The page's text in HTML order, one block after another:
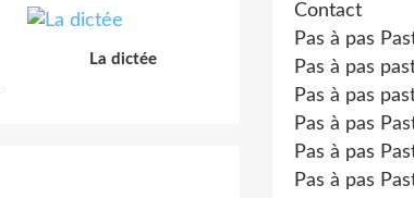
La dictée
Contact
Pas à pas
Pas à pas
Pas à pas
Pas à pas
Pas à pas
Pas à pas